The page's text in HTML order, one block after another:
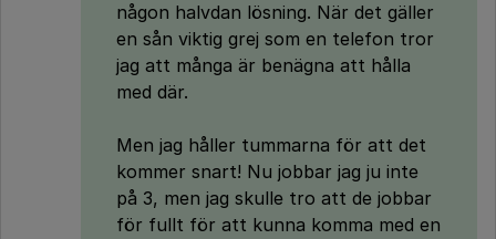
någon halvdan lösning. När det gäller
en sån viktig grej som en telefon tror
jag att många är benägna att hålla
med där.
Men jag håller tummarna för att det
kommer snart! Nu jobbar jag ju inte
på 3, men jag skulle tro att de jobbar
för fullt för att kunna komma med en